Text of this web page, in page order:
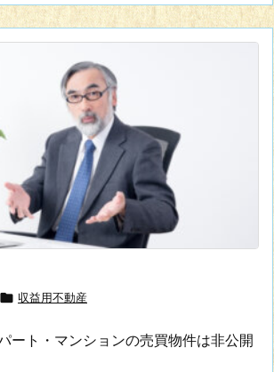
 収益用不動産
ート・マンションの売買物件は非公開